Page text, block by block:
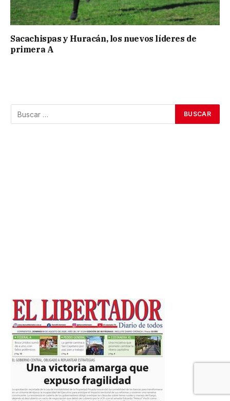
Sacachispas y Huracán, los nuevos líderes de
primera A